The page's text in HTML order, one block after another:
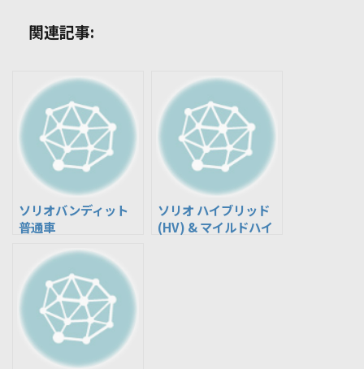
関連記事:
ソリオバンディット
普通車
ソリオ ハイブリッド
(HV) & マイルドハイ